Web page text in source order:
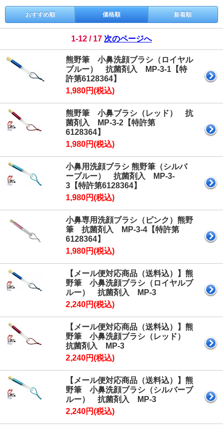
おすすめ順 価格順 新着順
1-12 / 17 次のページへ
熊野筆 小鼻洗顔ブラシ（ロイヤル
ブルー） 抗菌剤入 MP-3-1【特
許第6128364】
1,980円(税込)
熊野筆 小鼻ブラシ（レッド） 抗
菌剤入 MP-3-2【特許第
6128364】
1,980円(税込)
小鼻用洗顔ブラシ 熊野筆（シルバ
ーブルー） 抗菌剤入 MP-3-
3【特許第6128364】
1,980円(税込)
小鼻専用洗顔ブラシ（ピンク）熊野
筆 抗菌剤入 MP-3-4【特許第
6128364】
1,980円(税込)
【メール便対応商品（送料込）】熊
野筆 小鼻洗顔ブラシ（ロイヤルブ
ルー） 抗菌剤入 MP-3
2,240円(税込)
【メール便対応商品（送料込）】熊
野筆 小鼻洗顔ブラシ（レッド）
抗菌剤入 MP-3
2,240円(税込)
【メール便対応商品（送料込）】熊
野筆 小鼻洗顔ブラシ（シルバーブ
ルー） 抗菌剤入 MP-3
2,240円(税込)